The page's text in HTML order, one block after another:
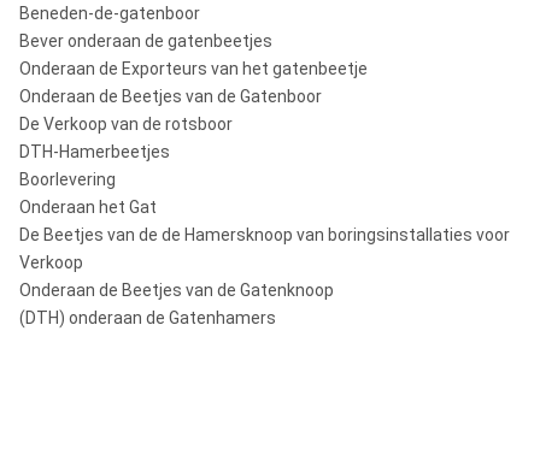
Beneden-de-gatenboor
Bever onderaan de gatenbeetjes
Onderaan de Exporteurs van het gatenbeetje
Onderaan de Beetjes van de Gatenboor
De Verkoop van de rotsboor
DTH-Hamerbeetjes
Boorlevering
Onderaan het Gat
De Beetjes van de de Hamersknoop van boringsinstallaties voor
Verkoop
Onderaan de Beetjes van de Gatenknoop
(DTH) onderaan de Gatenhamers